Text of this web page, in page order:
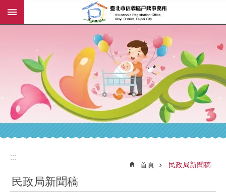
跳到主要內容區塊
:::
:::
首頁 民政局新聞稿
民政局新聞稿